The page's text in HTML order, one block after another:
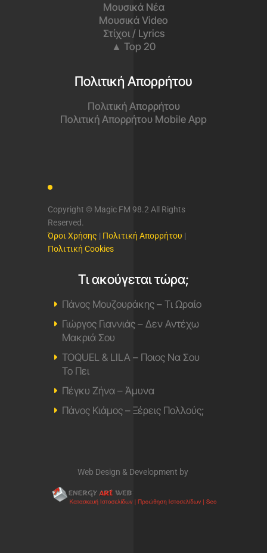
Μουσικά Νέα
Μουσικά Video
Στίχοι / Lyrics
▲ Top 20
Πολιτική Απορρήτου
Πολιτική Απορρήτου
Πολιτική Απορρήτου Mobile App
Copyright © Magic FM 98.2 All Rights
Reserved.
Όροι Χρήσης | Πολιτική Απορρήτου |
Πολιτική Cookies
Τι ακούγεται τώρα;
Πάνος Μουζουράκης – Τι Ωραίο
Γιώργος Γιαννιάς – Δεν Αντέχω
Μακριά Σου
TOQUEL & LILA – Ποιος Να Σου
Το Πει
Πέγκυ Ζήνα – Άμυνα
Πάνος Κιάμος – Ξέρεις Πολλούς;
Web Design & Development by